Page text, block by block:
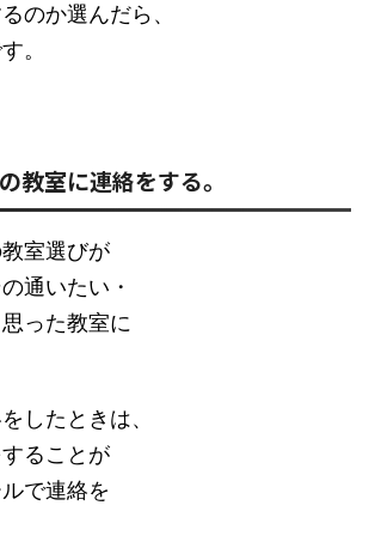
のか選んだら、
。
教室に連絡をする。
室選びが
通いたい・
った教室に
したときは、
ることが
で連絡を